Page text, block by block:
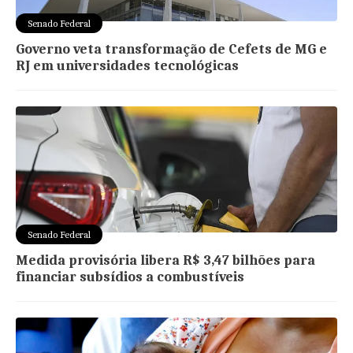
Senado Federal
Governo veta transformação de Cefets de MG e
RJ em universidades tecnológicas
Senado Federal
Medida provisória libera R$ 3,47 bilhões para
financiar subsídios a combustíveis